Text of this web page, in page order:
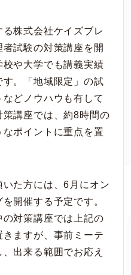
株式会社ケイズブレ
試験の対策講座を開
や大学でも講義実績
。「地域限定」の試
どノウハウも有して
講座では、約8時間の
ポイントに重点を置
た方には、6月にオン
開催する予定です。
対策講座では上記の
ますが、事前ミーテ
出来る範囲でお応え